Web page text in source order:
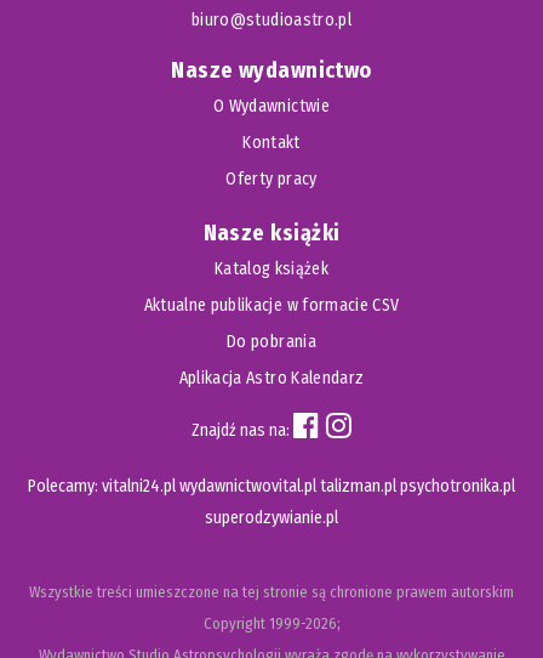
biuro@studioastro.pl
Nasze wydawnictwo
O Wydawnictwie
Kontakt
Oferty pracy
Nasze książki
Katalog książek
Aktualne publikacje w formacie CSV
Do pobrania
Aplikacja Astro Kalendarz
Znajdź nas na:
Polecamy: vitalni24.plwydawnictwovital.pltalizman.plpsychotronika.pl
superodzywianie.pl
Wszystkie treści umieszczone na tej stronie są chronione prawem autorskim
Copyright1999-2026;